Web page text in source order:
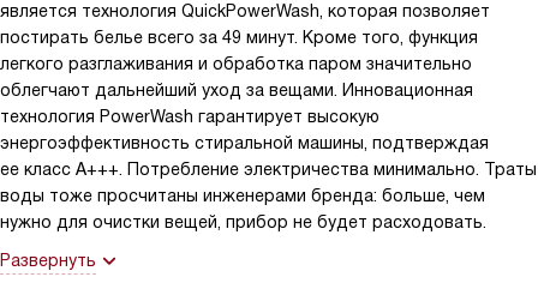
является технология QuickPowerWash, которая позволяет
постирать белье всего за 49 минут. Кроме того, функция
легкого разглаживания и обработка паром значительно
облегчают дальнейший уход за вещами. Инновационная
технология PowerWash гарантирует высокую
энергоэффективность стиральной машины, подтверждая
ее класс А+++. Потребление электричества минимально. Траты
воды тоже просчитаны инженерами бренда: больше, чем
нужно для очистки вещей, прибор не будет расходовать.
Развернуть